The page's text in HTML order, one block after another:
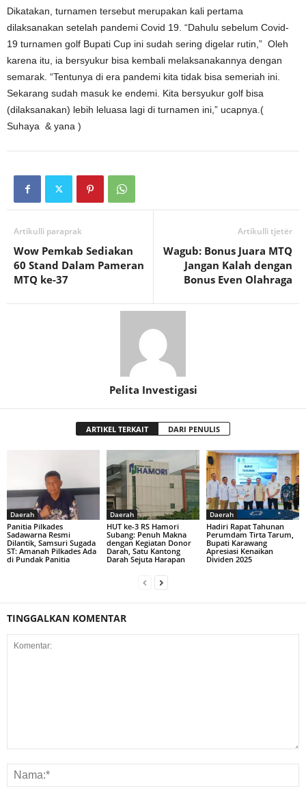
Dikatakan, turnamen tersebut merupakan kali pertama
dilaksanakan setelah pandemi Covid 19. “Dahulu sebelum Covid-
19 turnamen golf Bupati Cup ini sudah sering digelar rutin,” Oleh
karena itu, ia bersyukur bisa kembali melaksanakannya dengan
semarak. “Tentunya di era pandemi kita tidak bisa semeriah ini.
Sekarang sudah masuk ke endemi. Kita bersyukur golf bisa
(dilaksanakan) lebih leluasa lagi di turnamen ini,” ucapnya.(
Suhaya & yana )
Artikulli paraprak
Wow Pemkab Sediakan
60 Stand Dalam Pameran
MTQ ke-37
Artikulli tjetër
Wagub: Bonus Juara MTQ
Jangan Kalah dengan
Bonus Even Olahraga
Pelita Investigasi
ARTIKEL TERKAIT DARI PENULIS
Daerah
Panitia Pilkades
Sadawarna Resmi
Dilantik, Samsuri Sugada
ST: Amanah Pilkades Ada
di Pundak Panitia
Daerah
HUT ke-3 RS Hamori
Subang: Penuh Makna
dengan Kegiatan Donor
Darah, Satu Kantong
Darah Sejuta Harapan
Daerah
Hadiri Rapat Tahunan
Perumdam Tirta Tarum,
Bupati Karawang
Apresiasi Kenaikan
Dividen 2025
TINGGALKAN KOMENTAR